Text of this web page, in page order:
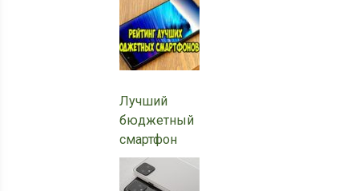
Лучший
бюджетный
смартфон